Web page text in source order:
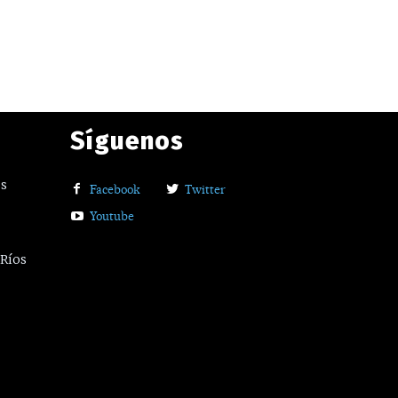
Síguenos
Facebook
Twitter
Youtube